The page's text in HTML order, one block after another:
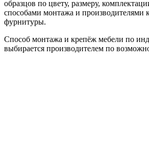
образцов по цвету, размеру,
способами монтажа и производителями
фурнитуры.
Способ монтажа и крепёж мебели по
выбирается производителем по